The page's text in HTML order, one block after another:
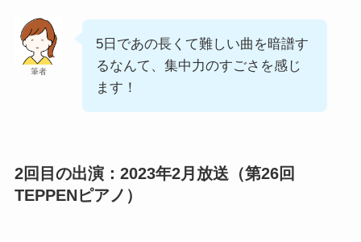
筆者
5日であの長くて難しい曲を暗譜す
るなんて、集中力のすごさを感じ
ます！
2回目の出演：2023年2月放送（第26回
TEPPENピアノ）